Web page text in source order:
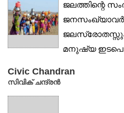
ജലത്തിന്റെ
മനുഷ്യ
Civic Chandran
സിവിക് ചന്ദ്രൻ